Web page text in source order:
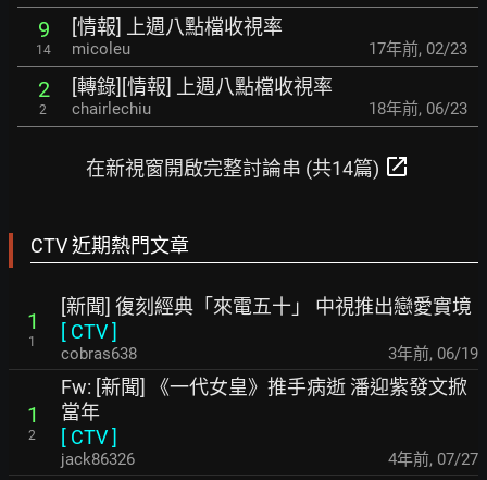
9
14
[情報] 上週八點檔收視率
micoleu 17年前, 02/23
2
2
[轉錄][情報] 上週八點檔收視率
chairlechiu 18年前, 06/23
在新視窗開啟完整討論串 (共14篇) open_in_new
CTV 近期熱門文章
1
1
[新聞] 復刻經典「來電五十」 中視推出戀愛實境
[ CTV]
cobras638 3年前, 06/19
1
2
Fw: [新聞] 《一代女皇》推手病逝 潘迎紫發文掀
當年
[ CTV]
jack86326 4年前, 07/27